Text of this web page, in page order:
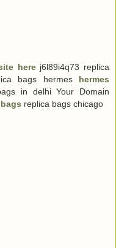
herej6l89i4q73 replica
bags hermes hermes
in delhi Your Domain
replica bags chicago